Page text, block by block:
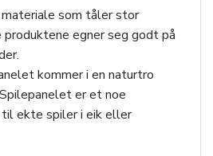
som tåler stor
produktene egner seg godt på
kommer i en naturtro
er et noe
ekte spiler i eik eller